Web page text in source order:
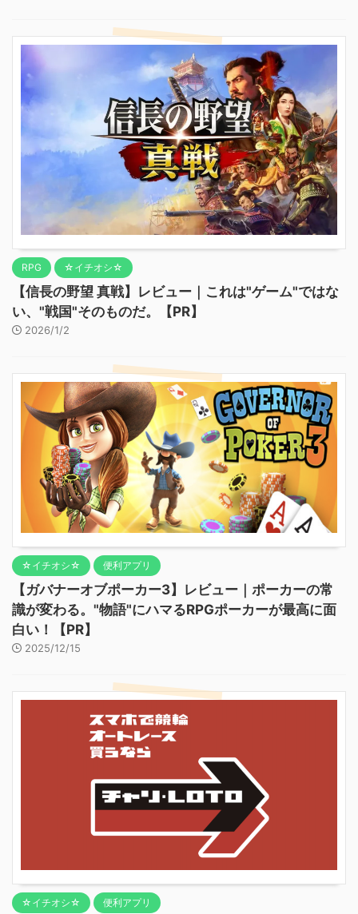
RPG ☆イチオシ☆
【信長の野望 真戦】レビュー｜これは"ゲーム"ではな
い、"戦国"そのものだ。【PR】
2026/1/2
☆イチオシ☆ 便利アプリ
【ガバナーオブポーカー3】レビュー｜ポーカーの常
識が変わる。"物語"にハマるRPGポーカーが最高に面
白い！【PR】
2025/12/15
☆イチオシ☆ 便利アプリ